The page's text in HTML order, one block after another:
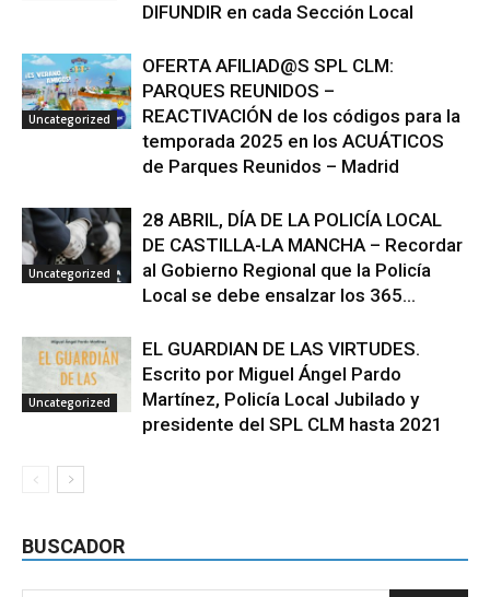
DIFUNDIR en cada Sección Local
Uncategorized
OFERTA AFILIAD@S SPL CLM:
PARQUES REUNIDOS –
REACTIVACIÓN de los códigos para la
temporada 2025 en los ACUÁTICOS
de Parques Reunidos – Madrid
Uncategorized
28 ABRIL, DÍA DE LA POLICÍA LOCAL
DE CASTILLA-LA MANCHA – Recordar
al Gobierno Regional que la Policía
Local se debe ensalzar los 365...
Uncategorized
EL GUARDIAN DE LAS VIRTUDES.
Escrito por Miguel Ángel Pardo
Martínez, Policía Local Jubilado y
presidente del SPL CLM hasta 2021
BUSCADOR